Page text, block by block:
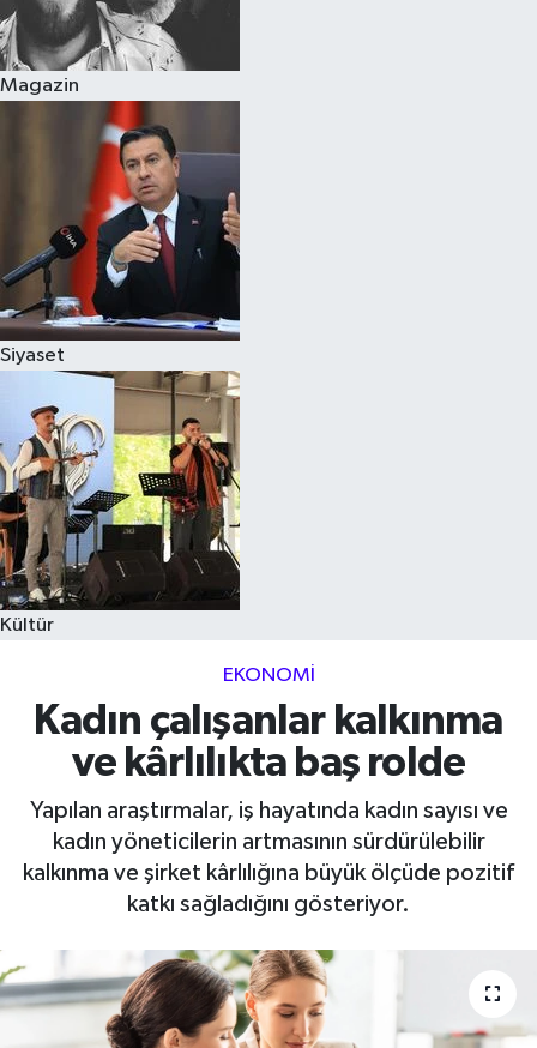
Magazin
Siyaset
Kültür
EKONOMI
Kadın çalışanlar kalkınma
ve kârlılıkta baş rolde
Yapılan araştırmalar, iş hayatında kadın sayısı ve
kadın yöneticilerin artmasının sürdürülebilir
kalkınma ve şirket kârlılığına büyük ölçüde pozitif
katkı sağladığını gösteriyor.